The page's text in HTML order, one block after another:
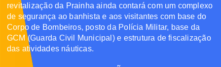
revitalização da Prainha ainda contará com um complexo
de segurança ao banhista e aos visitantes com base do
Corpo de Bombeiros, posto da Polícia Militar, base da
GCM (Guarda Civil Municipal) e estrutura de fiscalização
das atividades náuticas.